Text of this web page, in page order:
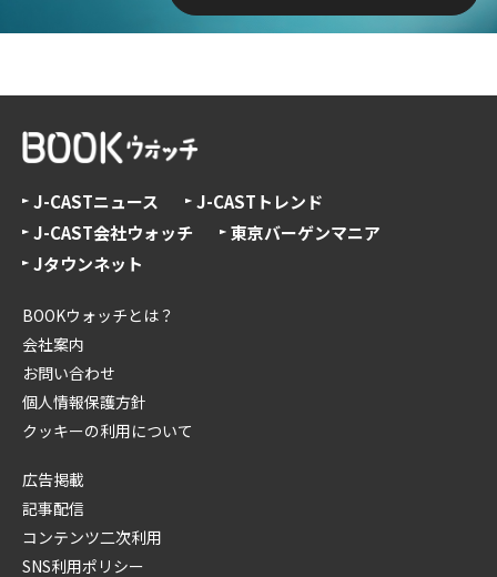
J-CASTニュース
J-CASTトレンド
J-CAST会社ウォッチ
東京バーゲンマニア
Jタウンネット
BOOKウォッチとは？
会社案内
お問い合わせ
個人情報保護方針
クッキーの利用について
広告掲載
記事配信
コンテンツ二次利用
SNS利用ポリシー